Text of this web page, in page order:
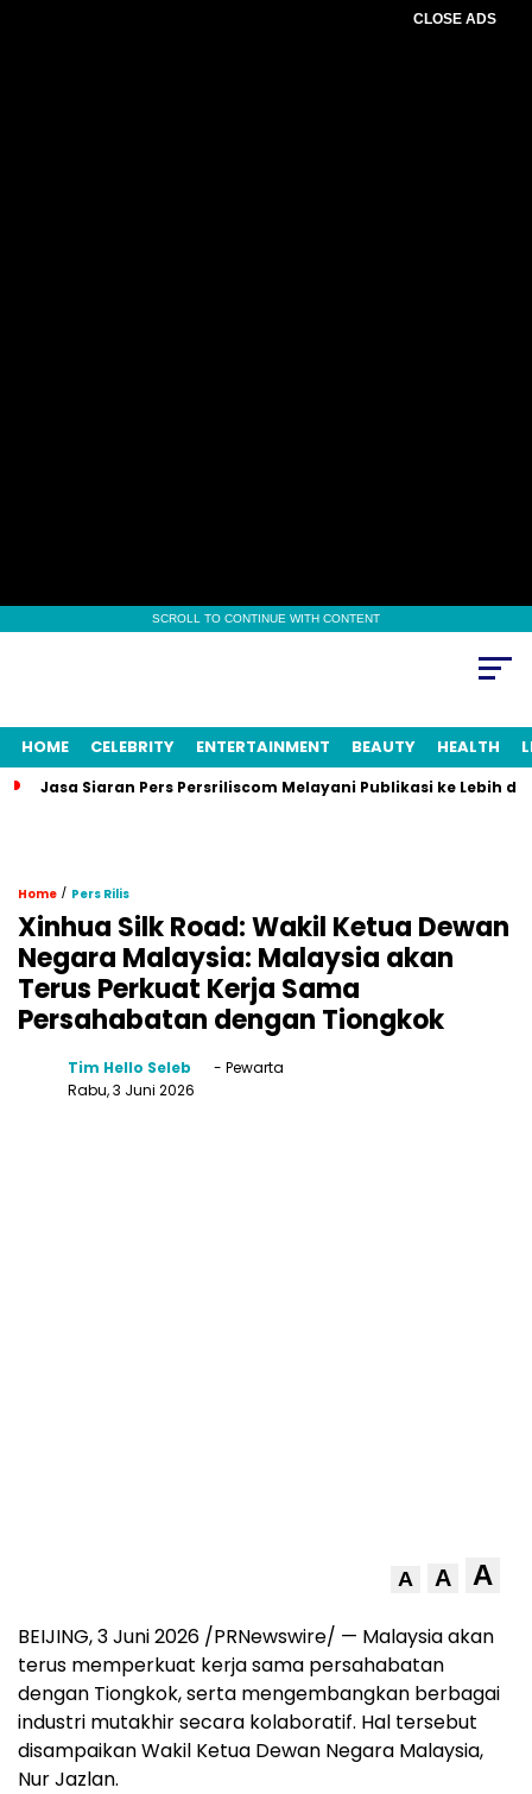
CLOSE ADS
SCROLL TO CONTINUE WITH CONTENT
HOME CELEBRITY ENTERTAINMENT BEAUTY HEALTH
Jasa Siaran Pers Persriliscom Melayani Publikasi ke Lebih
Home / Pers Rilis
Xinhua Silk Road: Wakil Ketua Dewan
Negara Malaysia: Malaysia akan
Terus Perkuat Kerja Sama
Persahabatan dengan Tiongkok
Tim Hello Seleb
- Pewarta
Rabu, 3 Juni 2026
A A A
BEIJING, 3 Juni 2026 /PRNewswire/ — Malaysia akan
terus memperkuat kerja sama persahabatan
dengan Tiongkok, serta mengembangkan berbagai
industri mutakhir secara kolaboratif. Hal tersebut
disampaikan Wakil Ketua Dewan Negara Malaysia,
Nur Jazlan.